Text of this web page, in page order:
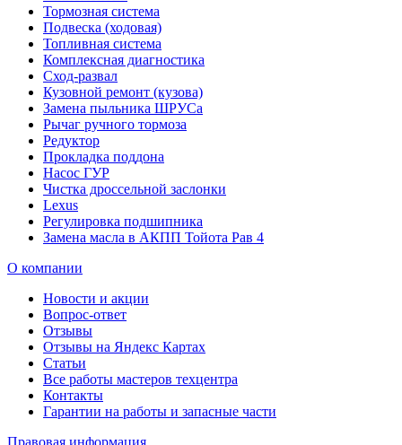
Тормозная система
Подвеска (ходовая)
Топливная система
Комплексная диагностика
Сход-развал
Кузовной ремонт (кузова)
Замена пыльника ШРУСа
Рычаг ручного тормоза
Редуктор
Прокладка поддона
Насос ГУР
Чистка дроссельной заслонки
Lexus
Регулировка подшипника
Замена масла в АКПП Тойота Рав 4
О компании
Новости и акции
Вопрос-ответ
Отзывы
Отзывы на Яндекс Картах
Статьи
Все работы мастеров техцентра
Контакты
Гарантии на работы и запасные части